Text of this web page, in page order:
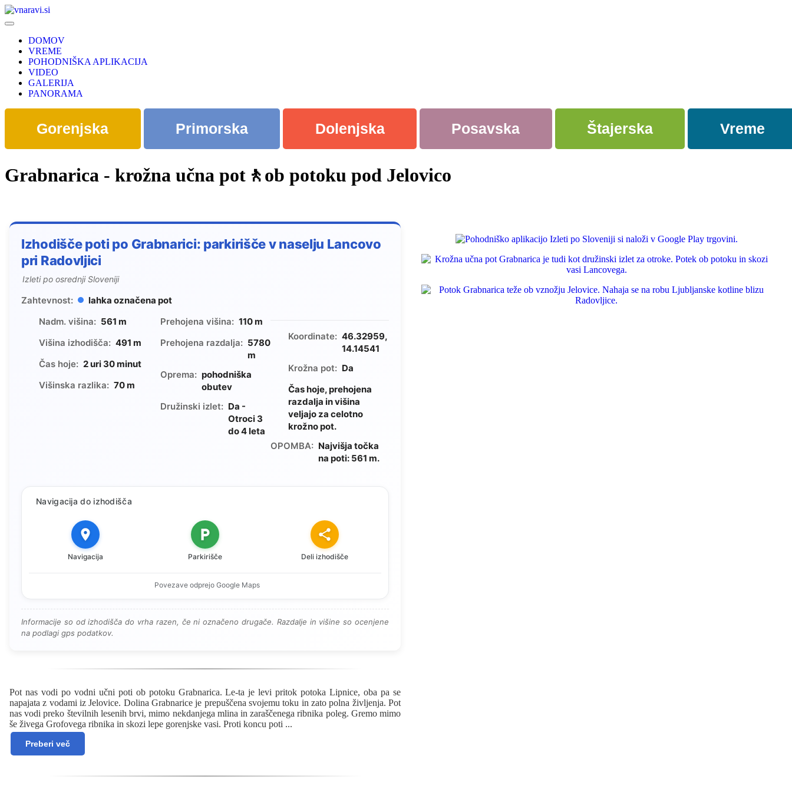
DOMOV
VREME
POHODNIŠKA APLIKACIJA
VIDEO
GALERIJA
PANORAMA
Gorenjska Primorska Dolenjska Posavska Štajerska Vreme
Grabnarica - krožna učna pot🚶ob potoku pod Jelovico
Izhodišče poti po Grabnarici: parkirišče v naselju Lancovo
pri Radovljici
Izleti po osrednji Sloveniji
Zahtevnost:
lahka označena pot
Nadm. višina: 561 m
Višina izhodišča: 491 m
Čas hoje: 2 uri 30 minut
Višinska razlika: 70 m
Prehojena višina: 110 m
Prehojena razdalja: 5780
m
Oprema: pohodniška
obutev
Družinski izlet: Da -
Otroci 3
do 4 leta
Koordinate: 46.32959,
14.14541
Krožna pot: Da
Čas hoje, prehojena
razdalja in višina
veljajo za celotno
krožno pot.
OPOMBA: Najvišja točka
na poti: 561 m.
Navigacija do izhodišča
Navigacija Parkirišče Deli izhodišče
Povezave odprejo Google Maps
Informacije so od izhodišča do vrha razen, če ni označeno drugače. Razdalje in višine so ocenjene
na podlagi gps podatkov.
Pot nas vodi po vodni učni poti ob potoku Grabnarica. Le-ta je levi pritok potoka Lipnice, oba pa se
napajata z vodami iz Jelovice. Dolina Grabnarice je prepuščena svojemu toku in zato polna življenja. Pot
nas vodi preko številnih lesenih brvi, mimo nekdanjega mlina in zaraščenega ribnika poleg. Gremo mimo
še živega Grofovega ribnika in skozi lepe gorenjske vasi. Proti koncu poti ...
Preberi več